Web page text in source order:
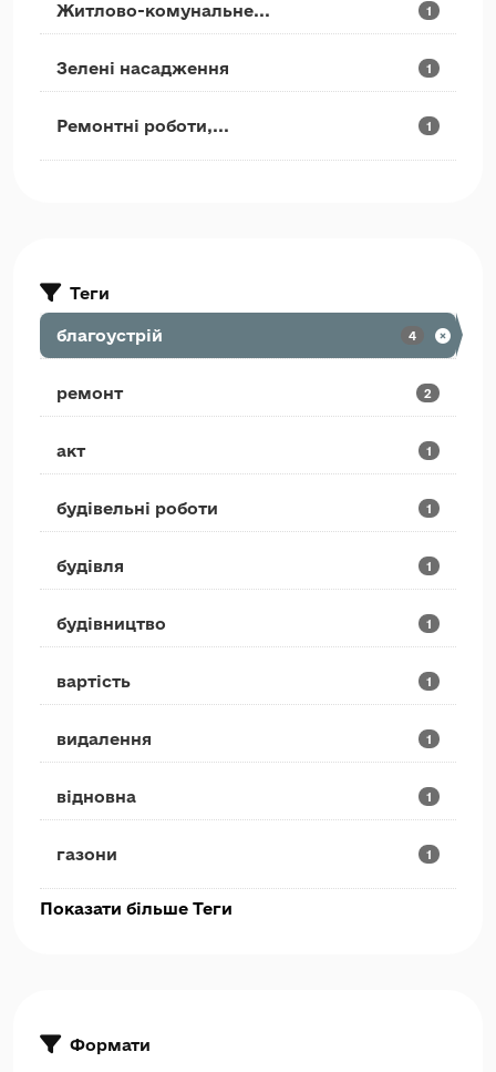
Житлово-комунальне... 1
Зелені насадження 1
Ремонтні роботи,... 1
Теги
благоустрій 4
ремонт 2
акт 1
будівельні роботи 1
будівля 1
будівництво 1
вартість 1
видалення 1
відновна 1
газони 1
Показати більше Теги
Формати